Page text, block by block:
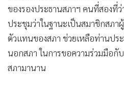
ของรองประธานสภาฯ คนที่สองที่
ประชุมว่าในฐานะเป็นสมาชิกสภ
ตัวแทนของสภา ช่วยเหลือท่านปร
นอกสภา ในการขอความร่วมมือ
สภามานาน